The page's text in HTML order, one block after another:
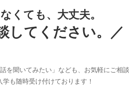
くても、大丈夫。
してください。／
を聞いてみたい」なども、お気軽にご相談
も随時受け付けております！